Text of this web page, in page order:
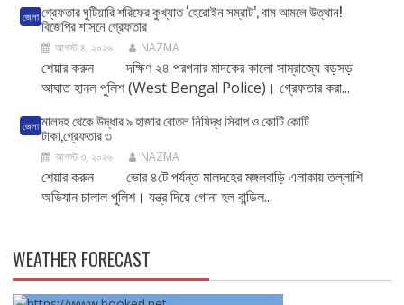
জেলা গ্রেফতার ঘুটিয়ারি শরিফের কুখ্যাত ‘হেরোইন সম্রাট’, বাম আমলে উত্থান!
বিজেপির শাসনে গ্রেফতার
আগস্ট ৪, ২০২৬ NAZMA
শেয়ার করুন দক্ষিণ ২৪ পরগনার মাদকের কালো সাম্রাজ্যে বড়সড়
আঘাত হানল পুলিশ (West Bengal Police)। গ্রেফতার করা...
জেলা মালদহ থেকে উদ্ধার ৯ হাজার বোতল নিষিদ্ধ সিরাপ ও কোটি কোটি
টাকা,গ্রেফতার ৩
আগস্ট ৩, ২০২৬ NAZMA
শেয়ার করুন ভোর ৪টে পর্যন্ত মালদহের মঙ্গলবাড়ি এলাকায় তল্লাশি
অভিযান চালাল পুলিশ। যন্ত্র দিয়ে গোনা হল বান্ডিল...
WEATHER FORECAST